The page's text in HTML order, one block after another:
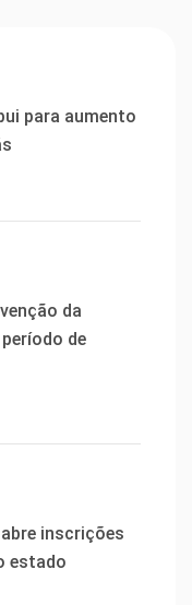
para aumento
da
de
inscrições
estado